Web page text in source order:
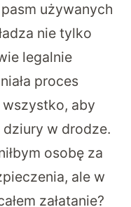
używanych
nie tylko
legalnie
proces
wszystko, aby
dziury w drodze.
osobę za
ale w
załatanie?